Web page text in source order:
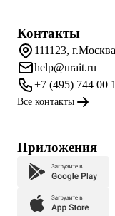
Контакты
111123,
help@urait.ru
+7 (495) 744 00
Все контакты
Приложения